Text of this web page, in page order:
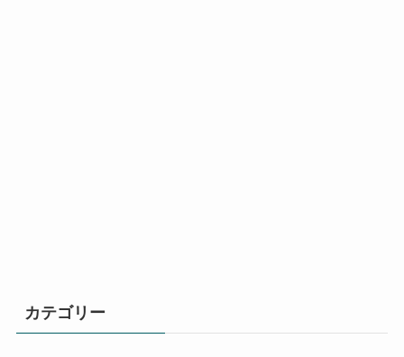
カテゴリー